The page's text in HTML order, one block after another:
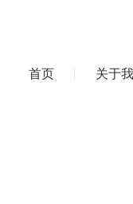
首页 关于